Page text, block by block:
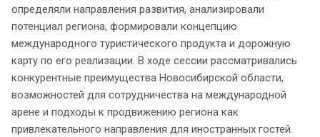
определяли направления развития, анализировали
потенциал региона, формировали концепцию
международного туристического продукта и дорожную
карту по его реализации. В ходе сессии рассматривались
конкурентные преимущества Новосибирской области,
возможностей для сотрудничества на международной
арене и подходы к продвижению региона как
привлекательного направления для иностранных гостей.